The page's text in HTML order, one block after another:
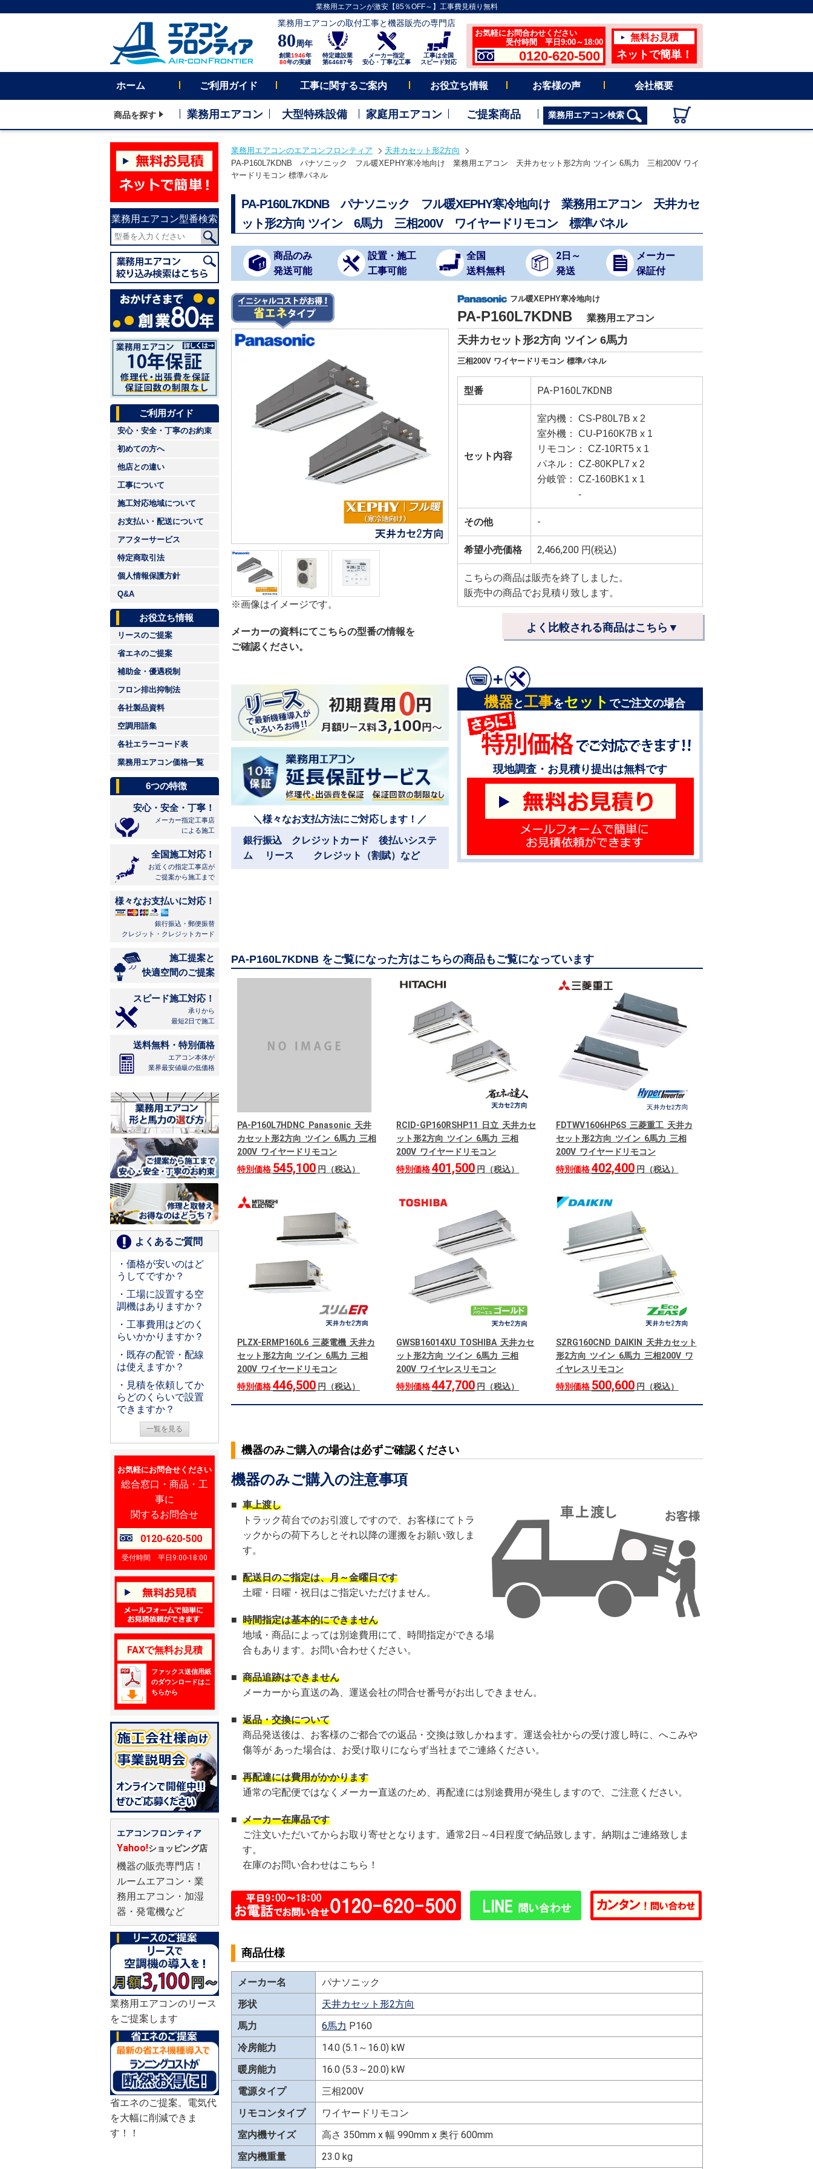
業務用エアコンが激安【85％OFF～】工事費見積り無料
業務用エアコンの取付工事と機器販売の専門店
80周年
創業1946年
80年の実績
特定建設業
第64687号
メーカー指定
安心・丁寧な工事
工事は全国
スピード対応
お気軽にお問合わせください
受付時間 平日9:00～18:00
0120-620-500
無料お見積
ネットで簡単！
ホーム ご利用ガイド 工事に関するご案内 お役立ち情報 お客様の声 会社概要
商品を探す 業務用エアコン 大型特殊設備 家庭用エアコン ご提案商品 業務用エアコン検索
業務用エアコン型番検索
ご利用ガイド
安心・安全・丁寧のお約束
初めての方へ
他店との違い
工事について
施工対応地域について
お支払い・配送について
アフターサービス
特定商取引法
個人情報保護方針
Q&A
お役立ち情報
リースのご提案
省エネのご提案
補助金・優遇税制
フロン排出抑制法
各社製品資料
空調用語集
各社エラーコード表
業務用エアコン価格一覧
6つの特徴
安心・安全・丁寧！
メーカー指定工事店
による施工
全国施工対応！
お近くの指定工事店が
ご提案から施工まで
様々なお支払いに対応！
銀行振込・郵便振替
クレジット・クレジットカード
施工提案と
快適空間のご提案
スピード施工対応！
承りから
最短2日で施工
送料無料・特別価格
エアコン本体が
業界最安値級の低価格
よくあるご質問
・価格が安いのはど
うしてですか？
・工場に設置する空
調機はありますか？
・工事費用はどのく
らいかかりますか？
・既存の配管・配線
は使えますか？
・見積を依頼してか
らどのくらいで設置
できますか？
一覧を見る
お気軽にお問合せください
総合窓口・商品・工
事に
関するお問合せ
0120-620-500
受付時間 平日9:00-18:00
FAXで無料お見積
ファックス送信用紙
のダウンロードはこ
ちらから
エアコンフロンティア
Yahoo!ショッピング店
機器の販売専門店！
ルームエアコン・業
務用エアコン・加湿
器・発電機など
業務用エアコンのリース
をご提案します
省エネのご提案。電気代
を大幅に削減できま
す！！
業務用エアコンのエアコンフロンティア
天井カセット形2方向
PA-P160L7KDNB パナソニック フル暖XEPHY寒冷地向け 業務用エアコン 天井カセット形2方向 ツイン 6馬力 三相200V ワイ
ヤードリモコン 標準パネル
PA-P160L7KDNB パナソニック フル暖XEPHY寒冷地向け 業務用エアコン 天井カセ
ット形2方向 ツイン 6馬力 三相200V ワイヤードリモコン 標準パネル
商品のみ
発送可能
設置・施工
工事可能
全国
送料無料
2日～
発送
メーカー
保証付
※画像はイメージです。
メーカーの資料にてこちらの型番の情報を
ご確認ください。
フル暖XEPHY寒冷地向け
PA-P160L7KDNB 業務用エアコン
天井カセット形2方向 ツイン 6馬力
三相200V ワイヤードリモコン 標準パネル
型番 PA-P160L7KDNB
セット内容
室内機： CS-P80L7B x 2
室外機： CU-P160K7B x 1
リモコン： CZ-10RT5 x 1
パネル： CZ-80KPL7 x 2
分岐管： CZ-160BK1 x 1
-
その他 -
希望小売価格 2,466,200 円(税込)
こちらの商品は販売を終了しました。
販売中の商品でお見積り致します。
よく比較される商品はこちら▼
＼様々なお支払方法にご対応します！／
銀行振込 クレジットカード 後払いシステ
ム リース クレジット（割賦）など
機器と工事をセット でご注文の場合
現地調査・お見積り提出は無料です
PA-P160L7KDNB をご覧になった方はこちらの商品もご覧になっています
PA-P160L7HDNC Panasonic 天井
カセット形2方向 ツイン 6馬力 三相
200V ワイヤードリモコン
特別価格 545,100 円（税込）
RCID-GP160RSHP11 日立 天井カセ
ット形2方向 ツイン 6馬力 三相
200V ワイヤードリモコン
特別価格401,500 円（税込）
FDTWV1606HP6S 三菱重工 天井カ
セット形2方向 ツイン 6馬力 三相
200V ワイヤードリモコン
特別価格402,400円（税込）
PLZX-ERMP160L6 三菱電機 天井カ
セット形2方向 ツイン 6馬力 三相
200V ワイヤードリモコン
特別価格446,500 円（税込）
GWSB16014XU TOSHIBA 天井カセ
ット形2方向 ツイン 6馬力 三相
200V ワイヤレスリモコン
特別価格447,700 円（税込）
SZRG160CND DAIKIN 天井カセット
形2方向 ツイン 6馬力 三相200V ワ
イヤレスリモコン
特別価格 500,600円（税込）
機器のみご購入の場合は必ずご確認ください
機器のみご購入の注意事項
■ 車上渡し
トラック荷台でのお引渡しですので、お客様にてトラ
ックからの荷下ろしとそれ以降の運搬をお願い致しま
す。
■ 配送日のご指定は、月～金曜日です
土曜・日曜・祝日はご指定いただけません。
■ 時間指定は基本的にできません
地域・商品によっては別途費用にて、時間指定ができる場
合もあります。お問い合わせください。
■ 商品追跡はできません
メーカーから直送の為、運送会社の問合せ番号がお出しできません。
■ 返品・交換について
商品発送後は、お客様のご都合での返品・交換は致しかねます。運送会社からの受け渡し時に、へこみや
傷等が あった場合は、お受け取りにならず当社までご連絡ください。
■ 再配達には費用がかかります
通常の宅配便ではなくメーカー直送のため、再配達には別途費用が発生しますので、ご注意ください。
■ メーカー在庫品です
ご注文いただいてからお取り寄せとなります。通常2日～4日程度で納品致します。納期はご連絡致しま
す。
在庫のお問い合わせはこちら！
商品仕様
メーカー名
パナソニック
形状
天井カセット形2方向
馬力
6馬力 P160
冷房能力
14.0 (5.1～16.0) kW
暖房能力
16.0 (5.3～20.0) kW
電源タイプ
三相200V
リモコンタイプ
ワイヤードリモコン
室内機サイズ
高さ 350mm x 幅 990mm x 奥行 600mm
室内機重量
23.0 kg